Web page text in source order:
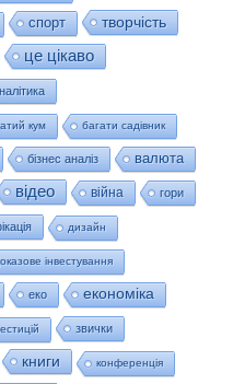
спорт
творчість
це цікаво
кум багати садівник
бізнес аналіз валюта
відео війна гори
дизайн
інвестування
еко економіка
звички
книги конференція